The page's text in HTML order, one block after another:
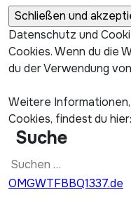
Datenschutz und
Cookies. Wenn du die
du der Verwendung
Weitere
Cookies, findest du hier:
Suche
Suchen
nach:
OMGWTFBBQ1337.de